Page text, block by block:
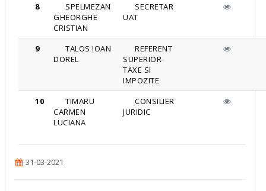
8
SPELMEZAN
GHEORGHE
CRISTIAN
SECRETAR
UAT
9
TALOS IOAN
DOREL
REFERENT
SUPERIOR-
TAXE SI
IMPOZITE
10
TIMARU
CARMEN
LUCIANA
CONSILIER
JURIDIC
31-03-2021